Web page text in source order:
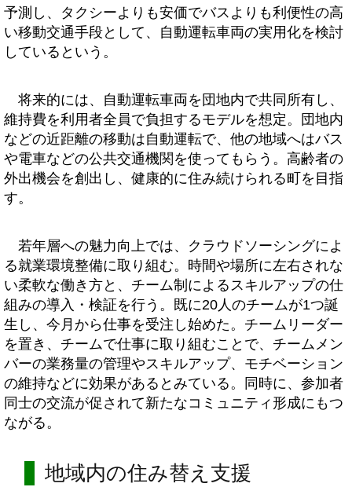
予測し、タクシーよりも安価でバスよりも利便性の高
い移動交通手段として、自動運転車両の実用化を検討
しているという。
将来的には、自動運転車両を団地内で共同所有し、
維持費を利用者全員で負担するモデルを想定。団地内
などの近距離の移動は自動運転で、他の地域へはバス
や電車などの公共交通機関を使ってもらう。高齢者の
外出機会を創出し、健康的に住み続けられる町を目指
す。
若年層への魅力向上では、クラウドソーシングによ
る就業環境整備に取り組む。時間や場所に左右されな
い柔軟な働き方と、チーム制によるスキルアップの仕
組みの導入・検証を行う。既に20人のチームが1つ誕
生し、今月から仕事を受注し始めた。チームリーダー
を置き、チームで仕事に取り組むことで、チームメン
バーの業務量の管理やスキルアップ、モチベーション
の維持などに効果があるとみている。同時に、参加者
同士の交流が促されて新たなコミュニティ形成にもつ
ながる。
地域内の住み替え支援